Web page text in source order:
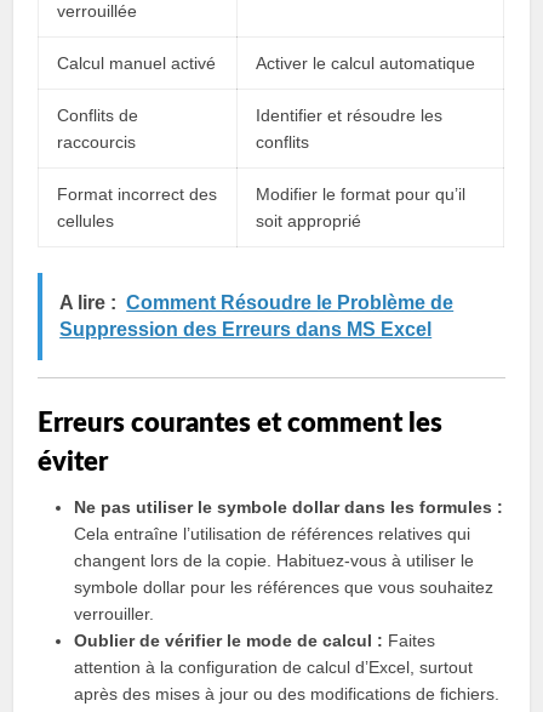
verrouillée
Calcul manuel activé Activer le calcul automatique
Conflits de
raccourcis
Identifier et résoudre les
conflits
Format incorrect des
cellules
Modifier le format pour qu’il
soit approprié
A lire : Comment Résoudre le Problème de
Suppression des Erreurs dans MS Excel
Erreurs courantes et comment les
éviter
Ne pas utiliser le symbole dollar dans les formules :
Cela entraîne l’utilisation de références relatives qui
changent lors de la copie. Habituez-vous à utiliser le
symbole dollar pour les références que vous souhaitez
verrouiller.
Oublier de vérifier le mode de calcul : Faites
attention à la configuration de calcul d’Excel, surtout
après des mises à jour ou des modifications de fichiers.